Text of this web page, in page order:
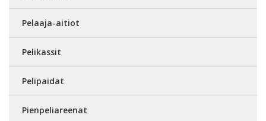
Pelaaja-aitiot
Pelikassit
Pelipaidat
Pienpeliareenat